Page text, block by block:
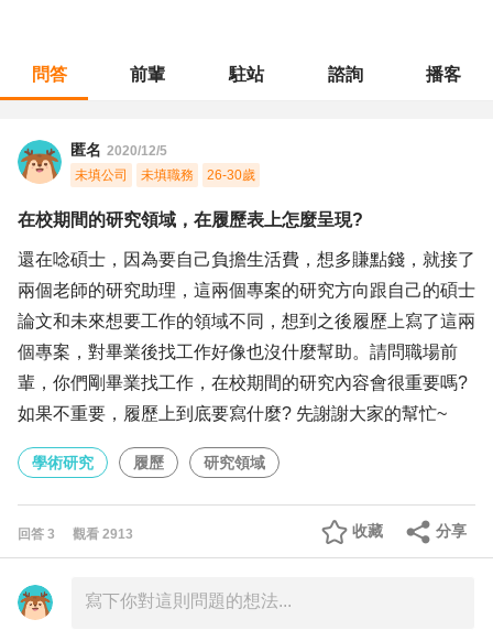
問答 前輩 駐站 諮詢 播客
匿名 2020/12/5
未填公司
未填職務 26-30歲
在校期間的研究領域，在履歷表上怎麼呈現?
還在唸碩士，因為要自己負擔生活費，想多賺點錢，就接了
兩個老師的研究助理，這兩個專案的研究方向跟自己的碩士
論文和未來想要工作的領域不同，想到之後履歷上寫了這兩
個專案，對畢業後找工作好像也沒什麼幫助。請問職場前
輩，你們剛畢業找工作，在校期間的研究內容會很重要嗎?
如果不重要，履歷上到底要寫什麼? 先謝謝大家的幫忙~
學術研究 履歷 研究領域
回答 3 觀看 2913 分享
收藏